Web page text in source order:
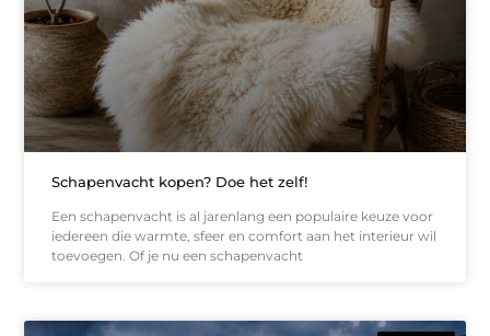
Schapenvacht kopen? Doe het zelf!
Een schapenvacht is al jarenlang een populaire keuze voor
iedereen die warmte, sfeer en comfort aan het interieur wil
toevoegen. Of je nu een schapenvacht